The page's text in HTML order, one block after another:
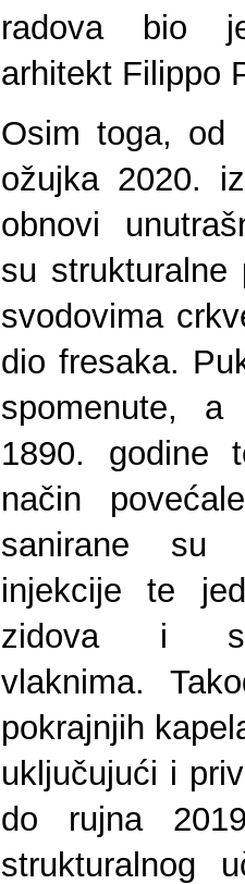
radova bio
arhitekt Filippo
Osim toga, od
ožujka 2020.
obnovi
su
svodovima
dio fresaka.
spomenute,
1890. godine
način
sanirane su
injekcije te
zidova i
vlaknima.
pokrajnjih
uključujući i
do rujna
strukturalnog